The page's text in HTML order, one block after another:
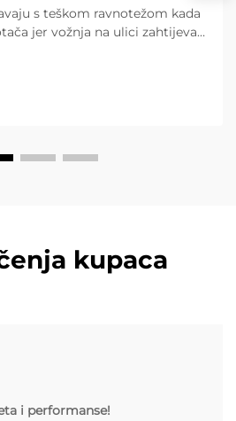
s teškom ravnotežom kada
jer vožnja na ulici zahtijeva
stazi zahtijeva iznimnu lakost,
kupaca
i performanse!